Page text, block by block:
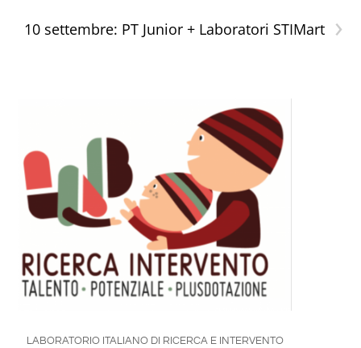
›
10 settembre: PT Junior + Laboratori STIMart
LABORATORIO ITALIANO DI RICERCA E INTERVENTO